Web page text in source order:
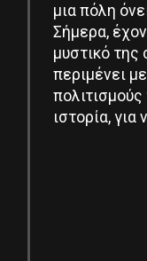
μια πόλη
Σήμερα,
μυστικό
περιμένει
πολιτισμούς
ιστορία,